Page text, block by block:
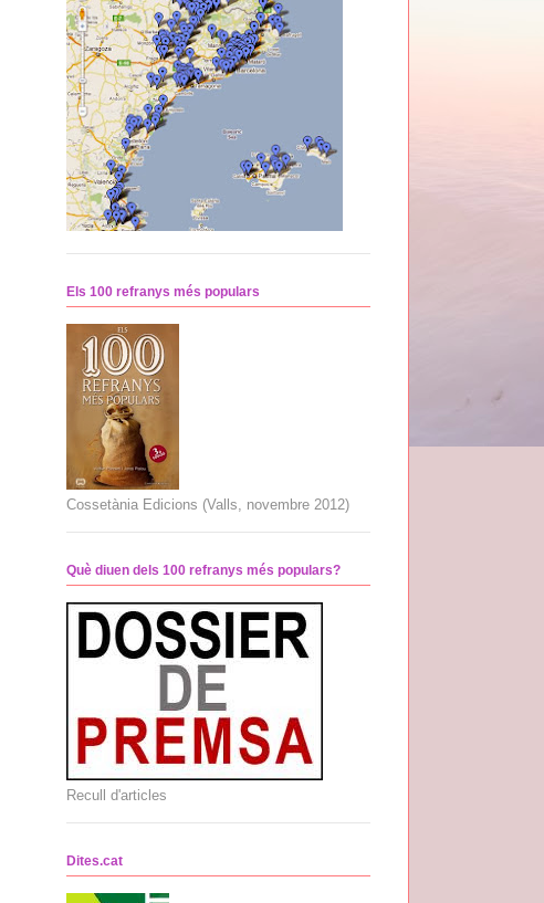
Els 100 refranys més populars
Cossetània Edicions (Valls, novembre 2012)
Què diuen dels 100 refranys més populars?
Recull d'articles
Dites.cat